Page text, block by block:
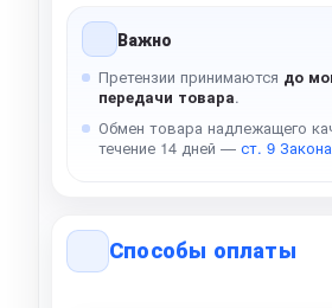
Важно
Претензии принимаются до
передачи товара.
Обмен товара надлежащего
течение 14 дней — ст. 9
Способы оплаты